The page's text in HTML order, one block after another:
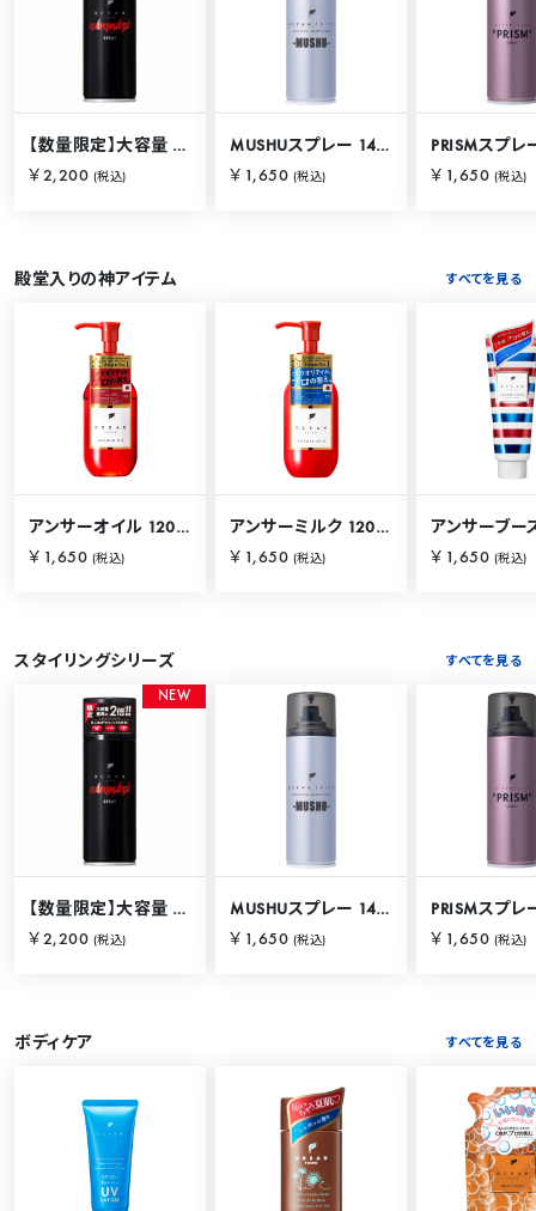
【数量限定】大容量 バリカタスプレー 280g
￥2,200 (税込)
MUSHUスプレー 140g
￥1,650 (税込)
PRISMスプレ
￥1,650 (税込)
殿堂入りの神アイテム すべてを見る
アンサーオイル 120mL
￥1,650 (税込)
アンサーミルク 120mL
￥1,650 (税込) ￥1,650 (税込)
スタイリングシリーズ すべてを見る
N EW
【数量限定】大容量 バリカタスプレー 280g
￥2,200 (税込)
MUSHUスプレー 140g
￥1,650 (税込)
PRISMスプレ
￥1,650 (税込)
ボディケア すべてを見る